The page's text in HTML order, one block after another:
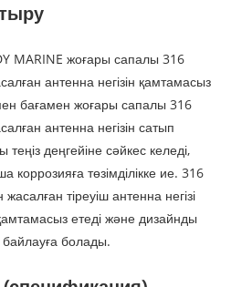
MARINE жоғары сапалы 316
антенна негізін қамтамасыз
бағамен жоғары сапалы 316
антенна негізін сатып
деңгейіне сәйкес келеді,
коррозияға төзімділікке ие. 316
тіреуіш антенна негізі
етеді және дизайнды
болады.